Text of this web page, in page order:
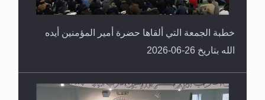
خطبة الجمعة التي ألقاها حضرة أمير المؤمنين أيده
الله بتاريخ 26-06-2026